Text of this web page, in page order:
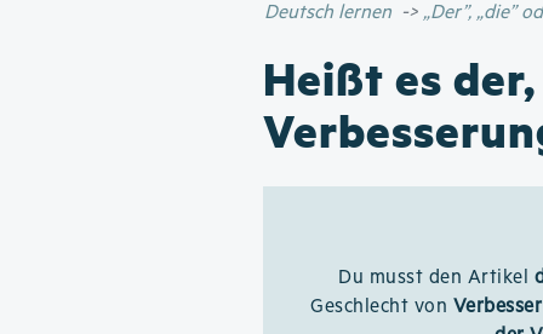
Deutsch lernen „Der”, „die”
Heißt es
Du musst den Artikel
Geschlecht von